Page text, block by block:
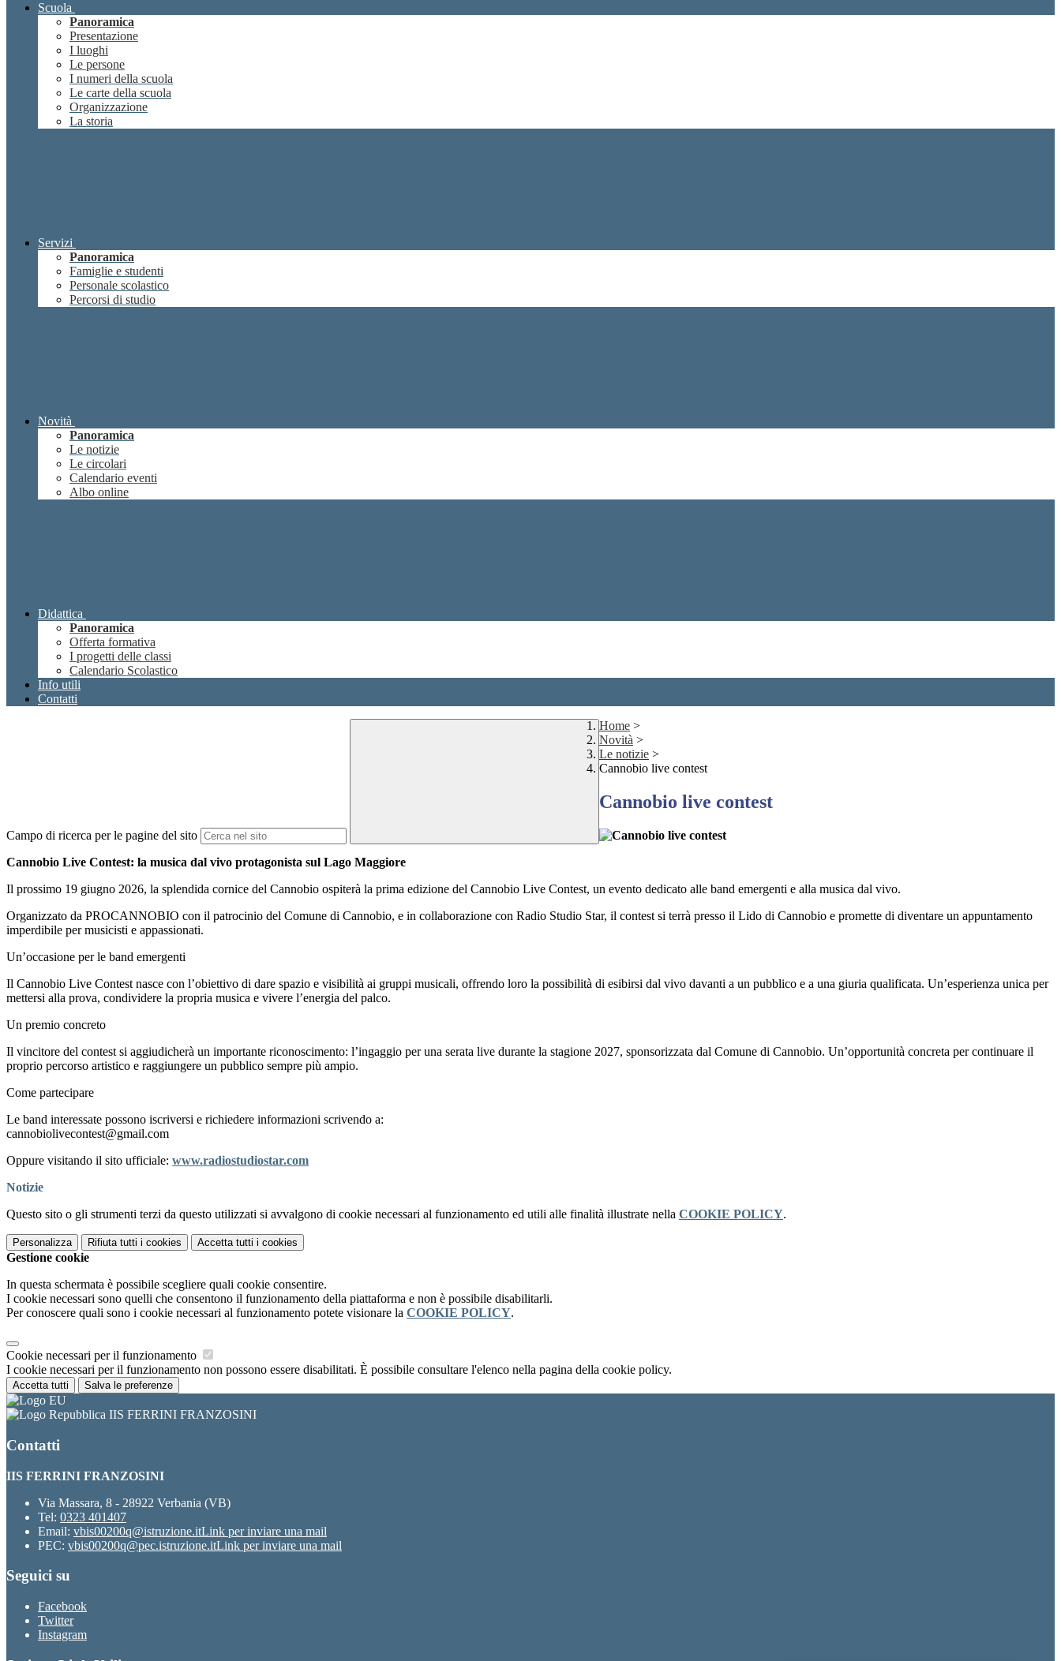
Scuola
Panoramica
Presentazione
I luoghi
Le persone
I numeri della scuola
Le carte della scuola
Organizzazione
La storia
Servizi
Panoramica
Famiglie e studenti
Personale scolastico
Percorsi di studio
Novità
Panoramica
Le notizie
Le circolari
Calendario eventi
Albo online
Didattica
Panoramica
Offerta formativa
I progetti delle classi
Calendario Scolastico
Info utili
Contatti
Campo di ricerca per le pagine del sito
Home >
Novità >
Le notizie >
Cannobio live contest
Cannobio live contest
Cannobio Live Contest: la musica dal vivo protagonista sul Lago Maggiore
Il prossimo 19 giugno 2026, la splendida cornice del Cannobio ospiterà la prima edizione del Cannobio Live Contest, un evento dedicato alle band emergenti e alla musica dal vivo.
Organizzato da PROCANNOBIO con il patrocinio del Comune di Cannobio, e in collaborazione con Radio Studio Star, il contest si terrà presso il Lido di Cannobio e promette di diventare un appuntamento
imperdibile per musicisti e appassionati.
Un’occasione per le band emergenti
Il Cannobio Live Contest nasce con l’obiettivo di dare spazio e visibilità ai gruppi musicali, offrendo loro la possibilità di esibirsi dal vivo davanti a un pubblico e a una giuria qualificata. Un’esperienza unica per
mettersi alla prova, condividere la propria musica e vivere l’energia del palco.
Un premio concreto
Il vincitore del contest si aggiudicherà un importante riconoscimento: l’ingaggio per una serata live durante la stagione 2027, sponsorizzata dal Comune di Cannobio. Un’opportunità concreta per continuare il
proprio percorso artistico e raggiungere un pubblico sempre più ampio.
Come partecipare
Le band interessate possono iscriversi e richiedere informazioni scrivendo a:
cannobiolivecontest@gmail.com
Oppure visitando il sito ufficiale: www.radiostudiostar.com
Notizie
Questo sito o gli strumenti terzi da questo utilizzati si avvalgono di cookie necessari al funzionamento ed utili alle finalità illustrate nella COOKIE POLICY.
Personalizza Rifiuta tutti i cookies Accetta tutti i cookies
Gestione cookie
In questa schermata è possibile scegliere quali cookie consentire.
I cookie necessari sono quelli che consentono il funzionamento della piattaforma e non è possibile disabilitarli.
Per conoscere quali sono i cookie necessari al funzionamento potete visionare la COOKIE POLICY.
Cookie necessari per il funzionamento
I cookie necessari per il funzionamento non possono essere disabilitati. È possibile consultare l'elenco nella pagina della cookie policy.
Accetta tutti Salva le preferenze
IIS FERRINI FRANZOSINI
Contatti
IIS FERRINI FRANZOSINI
Via Massara, 8 - 28922 Verbania (VB)
Tel: 0323 401407
Email: vbis00200q@istruzione.itLink per inviare una mail
PEC: vbis00200q@pec.istruzione.itLink per inviare una mail
Seguici su
Facebook
Twitter
Instagram